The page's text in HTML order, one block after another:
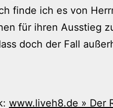
finde ich es von
für ihren Ausstieg
doch der Fall
www.liveh8.de » Der